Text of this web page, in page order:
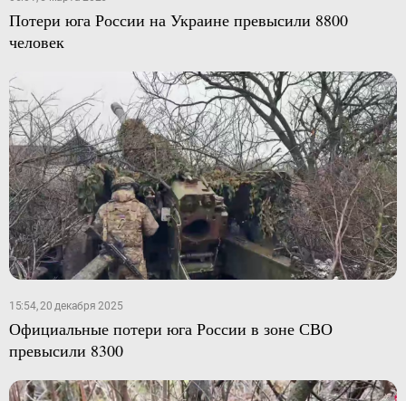
Потери юга России на Украине превысили 8800
человек
15:54, 20 декабря 2025
Официальные потери юга России в зоне СВО
превысили 8300